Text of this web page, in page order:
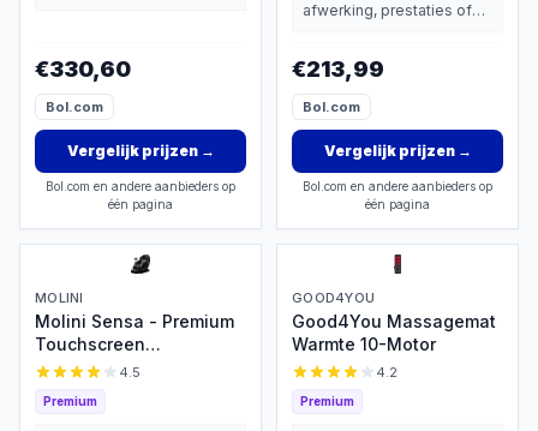
€330,60
Bol.com
Vergelijk prijzen→
Bol.com en andere aanbieders op
één pagina
afwerking, prestaties of
€213,99
Bol.com
Vergelijk prijzen→
Bol.com en andere aanbieders op
één pagina
MOLINI
Molini Sensa - Premium
Touchscreen
Massagestoel
4.5
Premium
GOOD4YOU
Good4You Massagemat
Warmte 10-Motor
4.2
Premium